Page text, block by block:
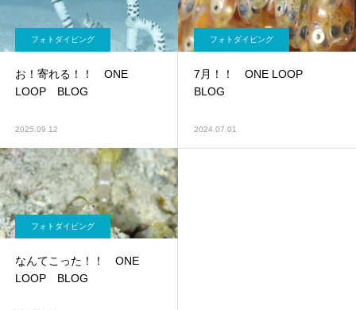
フォトダイビング
お！寄れる！！ ONE
LOOP BLOG
2025.09.12
フォトダイビング
7月！！ ONE LOOP
BLOG
2024.07.01
フォトダイビング
なんてこった！！ ONE
LOOP BLOG